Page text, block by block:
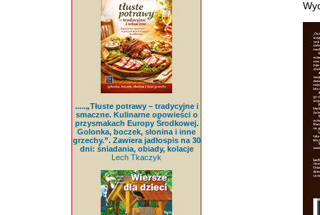
.....„Tłuste potrawy – tradycyjne i
smaczne. Kulinarne opowieści o
przysmakach Europy Środkowej.
Golonka, boczek, słonina i inne
grzechy.”. Zawiera jadłospis na 30
dni: śniadania, obiady, kolacje
Lech Tkaczyk